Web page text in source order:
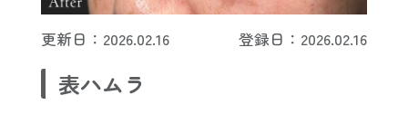
更新日：2026.02.16 登録日：2026.02.16
表ハムラ